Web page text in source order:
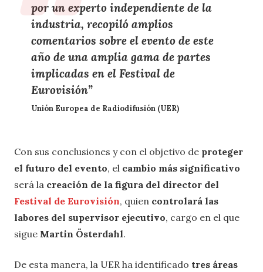
por un experto independiente de la
industria, recopiló amplios
comentarios sobre el evento de este
año de una amplia gama de partes
implicadas en el Festival de
Eurovisión”
Unión Europea de Radiodifusión (UER)
Con sus conclusiones y con el objetivo de proteger
el futuro del evento, el cambio más significativo
será la creación de la figura del director del
Festival de Eurovisión, quien controlará las
labores del supervisor ejecutivo, cargo en el que
sigue Martin Österdahl.
De esta manera, la UER ha identificado tres áreas